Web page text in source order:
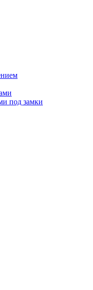
под замки